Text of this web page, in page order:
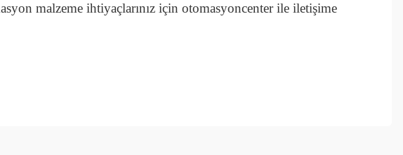
malzeme ihtiyaçlarınız için otomasyoncenter ile iletişime